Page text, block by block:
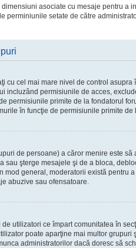
asociate cu mesaje pentru a
perminiunile setate de către
cu cel mai mare nivel de control asupra
incluzând permisiunile de acces,
permisiunile primite de la fondatorul
în funcţie de permisiunile primite de
de persoane) a căror menire este
sau şterge mesajele şi de a bloca,
mod general, moderatorii există pentru
abuzive sau ofensatoare.
utilizatori ce împart comunitatea în
poate aparţine mai multor grupuri
administratorilor dacă doresc să